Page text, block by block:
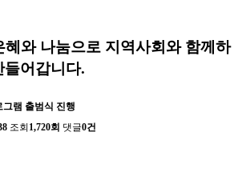
혜와 나눔으로 지역사회와 함께하
들어갑니다.
그램 출범식 진행
조회 1,720회 댓글0건